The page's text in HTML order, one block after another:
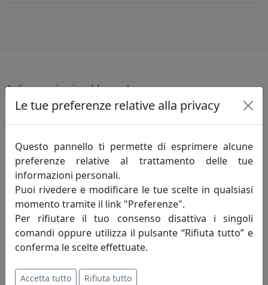
Informazioni sul brand
Innovazione-creatività-competitività: sono
spirito della mauro ferretti che da oltre
trent'anni, attraverso le evoluzioni del
mercato, opera alla ricerca di un costante
miglioramento degli articoli proposti e del servizio
offerto al fine di soddisfare pienamente le esigenze di
ogni cliente.
Innovazione - è un'attività di pensiero che, elevando il
migliorando quindi il tenore di vita dell'uomo.
Le tue preferenze relative alla privacy
Questo pannello ti permette di esprimere alcune
preferenze relative al trattamento delle tue
informazioni personali.
Puoi rivedere e modificare le tue scelte in qualsiasi
momento tramite il link "Preferenze".
Per rifiutare il tuo consenso disattiva i singoli
comandi oppure utilizza il pulsante “Rifiuta tutto” e
conferma le scelte effettuate.
Accetta tutto Rifiuta tutto